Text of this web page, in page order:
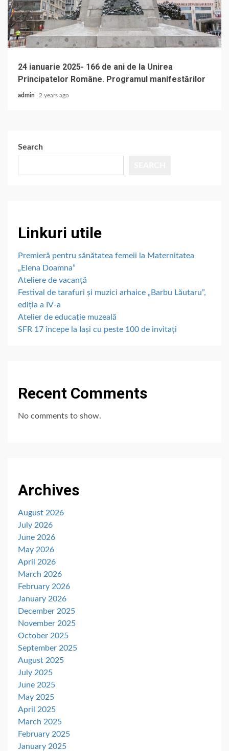
24 ianuarie 2025- 166 de ani de la Unirea
Principatelor Române. Programul manifestărilor
admin 2 years ago
Search
Linkuri utile
Premieră pentru sănătatea femeii la Maternitatea
„Elena Doamna”
Ateliere de vacanță
Festival de tarafuri și muzici arhaice „Barbu Lăutaru”,
ediția a IV-a
Atelier de educație muzeală
SFR 17 începe la Iași cu peste 100 de invitați
Recent Comments
No comments to show.
Archives
August 2026
July 2026
June 2026
May 2026
April 2026
March 2026
February 2026
January 2026
December 2025
November 2025
October 2025
September 2025
August 2025
July 2025
June 2025
May 2025
April 2025
March 2025
February 2025
January 2025